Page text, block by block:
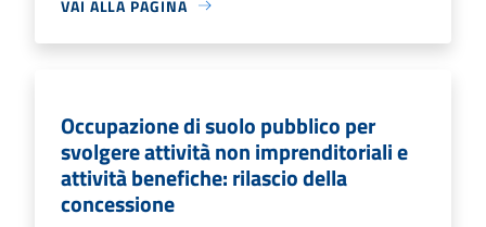
VAI ALLA PAGINA
Occupazione di suolo pubblico per
svolgere attività non imprenditoriali e
attività benefiche: rilascio della
concessione